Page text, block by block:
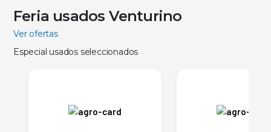
Feria usados Venturino
Ver ofertas
Especial usados seleccionados